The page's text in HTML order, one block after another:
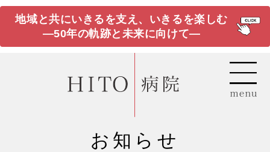
地域と共にいきるを支え、いきるを楽しむ
―50年の軌跡と未来に向けて―
お知らせ